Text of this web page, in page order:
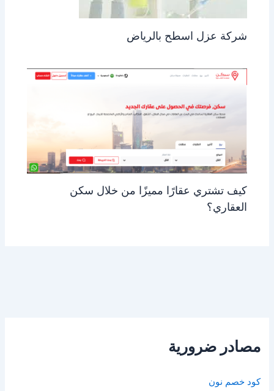
شركة عزل اسطح بالرياض
كيف تشتري عقارًا مميزًا من خلال سكن
العقاري؟
مصادر ضرورية
كود خصم نون